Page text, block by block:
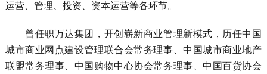
运营、管理、投资、资本运营等各环节。
曾任职万达集团，开创崭新商业管理新模式，历任中国
城市商业网点建设管理联合会常务理事、中国城市商业地产
联盟常务理事、中国购物中心协会常务理事、中国百货协会